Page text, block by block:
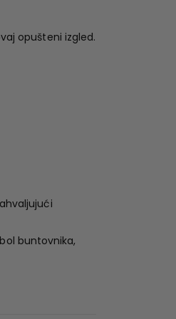
opušteni izgled.
buntovnika,